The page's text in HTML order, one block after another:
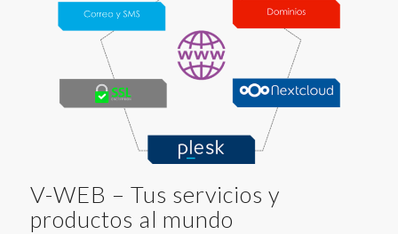
V-WEB – Tus servicios y
productos al mundo